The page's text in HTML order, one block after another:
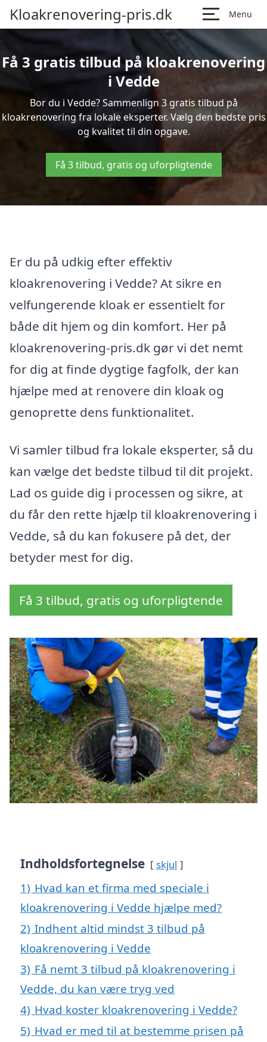
Kloakrenovering-pris.dk Menu
Få 3 gratis tilbud på kloakrenovering
i Vedde
Bor du i Vedde? Sammenlign 3 gratis tilbud på
kloakrenovering fra lokale eksperter. Vælg den bedste pris
og kvalitet til din opgave.
Få 3 tilbud, gratis og uforpligtende
Er du på udkig efter effektiv
kloakrenovering i Vedde? At sikre en
velfungerende kloak er essentielt for
både dit hjem og din komfort. Her på
kloakrenovering-pris.dk gør vi det nemt
for dig at finde dygtige fagfolk, der kan
hjælpe med at renovere din kloak og
genoprette dens funktionalitet.
Vi samler tilbud fra lokale eksperter, så du
kan vælge det bedste tilbud til dit projekt.
Lad os guide dig i processen og sikre, at
du får den rette hjælp til kloakrenovering i
Vedde, så du kan fokusere på det, der
betyder mest for dig.
Få 3 tilbud, gratis og uforpligtende
Indholdsfortegnelse skjul
1) Hvad kan et firma med speciale i
kloakrenovering i Vedde hjælpe med?
2) Indhent altid mindst 3 tilbud på
kloakrenovering i Vedde
3) Få nemt 3 tilbud på kloakrenovering i
Vedde, du kan være tryg ved
4) Hvad koster kloakrenovering i Vedde?
5) Hvad er med til at bestemme prisen på